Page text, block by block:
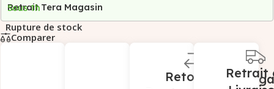
Retrait Tera Magasin
Sous 1h
Rupture de stock
Comparer
Garantie
Retour et
Retrait